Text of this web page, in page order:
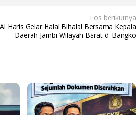
Pos berikutnya
Al Haris Gelar Halal Bihalal Bersama Kepala
Daerah Jambi Wilayah Barat di Bangko